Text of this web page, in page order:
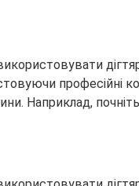
професійні
Наприклад,